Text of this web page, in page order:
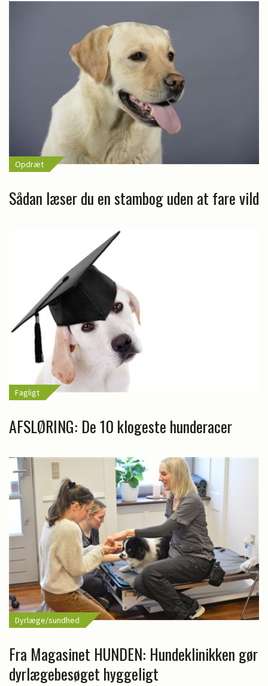
Opdræt
Sådan læser du en stambog uden at fare vild
Fagligt
AFSLØRING: De 10 klogeste hunderacer
Dyrlæge/sundhed
Fra Magasinet HUNDEN: Hundeklinikken gør
dyrlægebesøget hyggeligt